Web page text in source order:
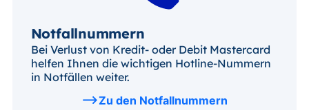
Notfallnummern
Bei Verlust von Kredit- oder Debit Mastercard
helfen Ihnen die wichtigen Hotline-Nummern
in Notfällen weiter.
Zu den Notfallnummern